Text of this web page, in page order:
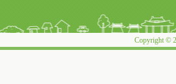
Copyright ©